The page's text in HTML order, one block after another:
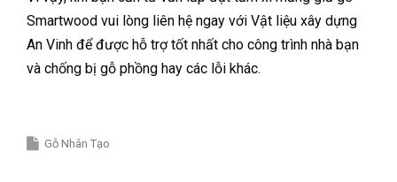
Smartwood vui lòng liên hệ ngay với Vật liệu xây dựng
An Vinh để được hỗ trợ tốt nhất cho công trình nhà bạn
và chống bị gỗ phồng hay các lỗi khác.
Gỗ Nhân Tạo